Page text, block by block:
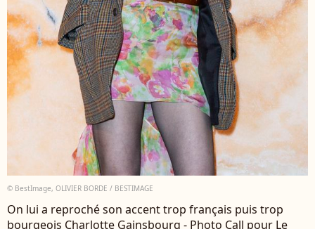
© BestImage, OLIVIER BORDE / BESTIMAGE
On lui a reproché son accent trop français puis trop
bourgeois Charlotte Gainsbourg - Photo Call pour Le